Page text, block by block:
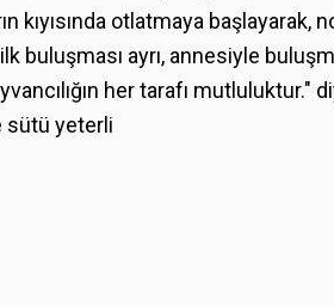
kıyısında otlatmaya
ilk buluşması ayrı, annesiyle
her tarafı mutluluktur."
sütü yeterli